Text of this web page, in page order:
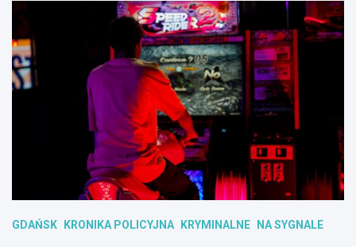
GDAŃSK KRONIKA POLICYJNA KRYMINALNE NA SYGNALE